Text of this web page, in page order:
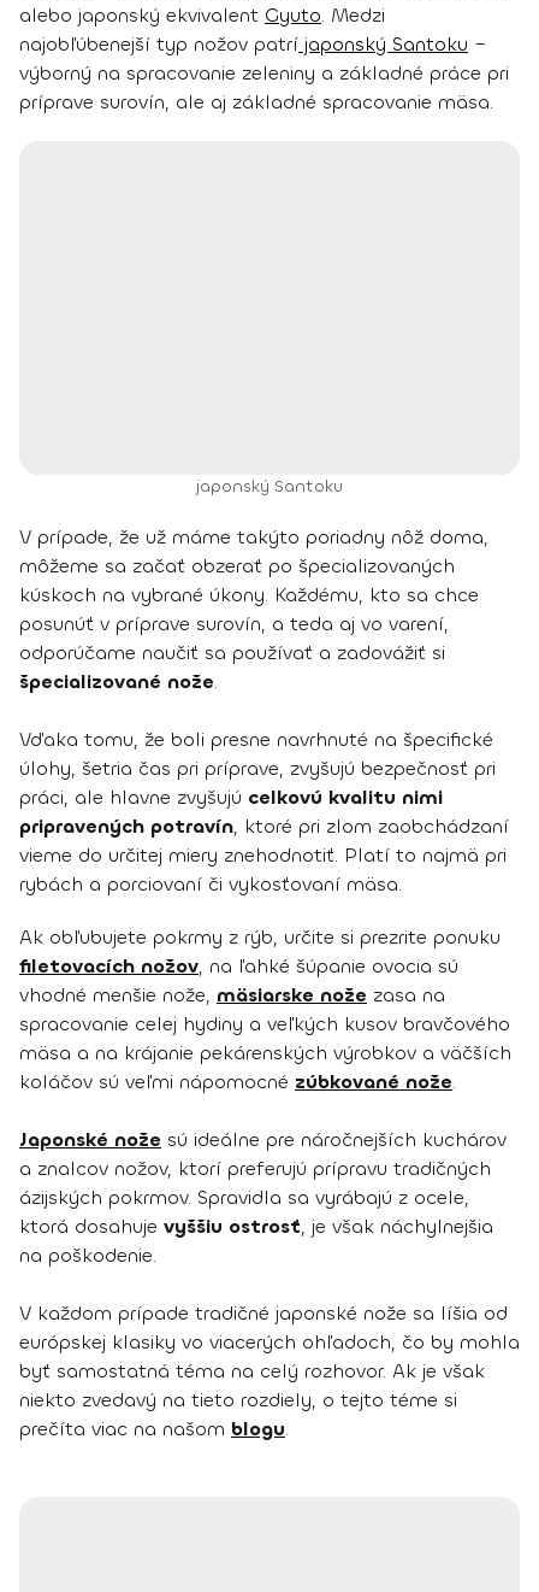
alebo japonský ekvivalent Gyuto. Medzi
najobľúbenejší typ nožov patrí japonský Santoku –
výborný na spracovanie zeleniny a základné práce pri
príprave surovín, ale aj základné spracovanie mäsa.
japonský Santoku
V prípade, že už máme takýto poriadny nôž doma,
môžeme sa začať obzerať po špecializovaných
kúskoch na vybrané úkony. Každému, kto sa chce
posunúť v príprave surovín, a teda aj vo varení,
odporúčame naučiť sa používať a zadovážiť si
špecializované nože.
Vďaka tomu, že boli presne navrhnuté na špecifické
úlohy, šetria čas pri príprave, zvyšujú bezpečnosť pri
práci, ale hlavne zvyšujú celkovú kvalitu nimi
pripravených potravín, ktoré pri zlom zaobchádzaní
vieme do určitej miery znehodnotiť. Platí to najmä pri
rybách a porciovaní či vykosťovaní mäsa.
Ak obľubujete pokrmy z rýb, určite si prezrite ponuku
filetovacích nožov, na ľahké šúpanie ovocia sú
vhodné menšie nože, mäsiarske nože zasa na
spracovanie celej hydiny a veľkých kusov bravčového
mäsa a na krájanie pekárenských výrobkov a väčších
koláčov sú veľmi nápomocné zúbkované nože.
Japonské nože sú ideálne pre náročnejších kuchárov
a znalcov nožov, ktorí preferujú prípravu tradičných
ázijských pokrmov. Spravidla sa vyrábajú z ocele,
ktorá dosahuje vyššiu ostrosť, je však náchylnejšia
na poškodenie.
V každom prípade tradičné japonské nože sa líšia od
európskej klasiky vo viacerých ohľadoch, čo by mohla
byť samostatná téma na celý rozhovor. Ak je však
niekto zvedavý na tieto rozdiely, o tejto téme si
prečíta viac na našom blogu.